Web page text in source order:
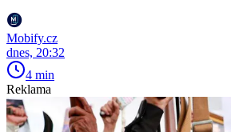
Mobify.cz
dnes, 20:32
4 min
Reklama